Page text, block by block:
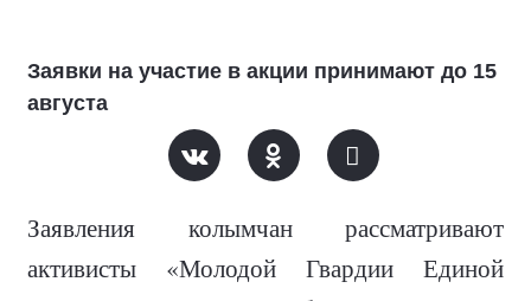
Заявки на участие в акции принимают до 15
августа
Заявления колымчан рассматривают
активисты «Молодой Гвардии Единой